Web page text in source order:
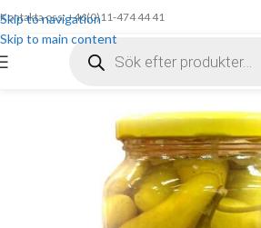
Skip to navigation
Skip to main content
Kontakta oss: +46(0)11-474 44 41